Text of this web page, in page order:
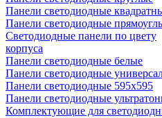
Панели светодиодные
Панели светодиодные
Светодиодные панели по цвету
корпуса
Панели светодиодные белые
Панели светодиодные
Панели светодиодные 595х595
Панели светодиодные
Комплектующие для